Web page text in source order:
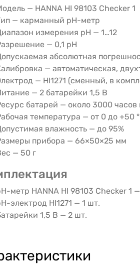
— HANNA HI 98103 Checker 1
— карманный pH-метр
измерения pH — 1…12
— 0,1 pH
абсолютная
— автоматическая,
— HI1271 (сменный, в
— 2 батарейки 1,5 В
батарей — около 3000
температура — от 0 до +50
влажность — до 95%
прибора — 66×50×25 мм
— 50 г
метр HANNA HI 98103 Checker 1
электрод HI1271 — 1 шт.
1,5 В — 2 шт.